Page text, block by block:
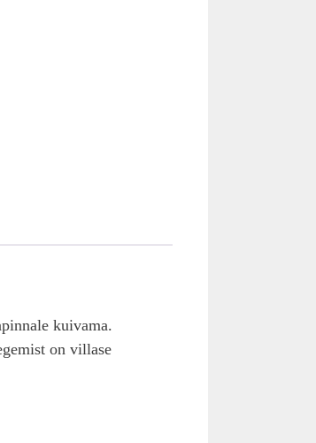
kuivama.
on villase